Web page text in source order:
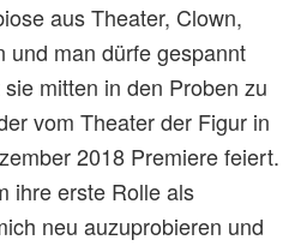
aus Theater, Clown,
und man dürfe gespannt
mitten in den Proben zu
vom Theater der Figur in
2018 Premiere feiert.
ihre erste Rolle als
neu auzuprobieren und